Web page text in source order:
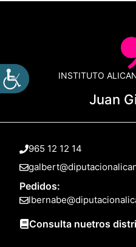
INSTITUTO
Juan
965 12 12 14
Pedidos:
Consulta nuetros